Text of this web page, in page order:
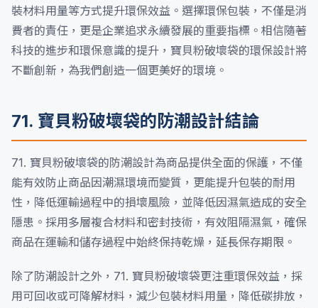
裝材料用量等方式提升環保效益。選擇環保包裝，不僅是消
費者的責任，更是企業追求永續發展的重要指標。相信隨著
科技的進步和環保意識的提升，寶貝粉破壞袋的環保設計將
不斷創新，為我們創造一個更美好的環境。
71. 寶貝粉破壞袋的防潮設計結論
71. 寶貝粉破壞袋的防潮設計為商品提供全面的保護，不僅
能有效防止商品因潮濕環境而變質，更能提升包裝的耐用
性，降低運輸過程中的損壞風險，並降低因濕氣造成的安全
隱患。採用多層複合材料和密封技術，有效阻隔濕氣，確保
商品在運輸和儲存過程中始終保持乾燥，延長保存期限。
除了防潮設計之外，71. 寶貝粉破壞袋更注重環保效益，採
用可回收或可降解材料，減少包裝材料用量，降低碳排放，